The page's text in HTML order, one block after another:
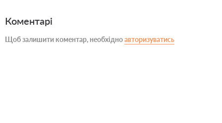
Коментарі
Щоб залишити коментар, необхідноавторизуватись